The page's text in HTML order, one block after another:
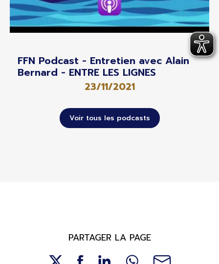
FFN Podcast - Entretien avec Alain
Bernard - ENTRE LES LIGNES
23/11/2021
Voir tous les podcasts
PARTAGER LA PAGE